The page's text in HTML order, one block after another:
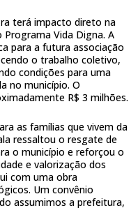
terá impacto direto na
Programa Vida Digna. A
para a futura associação
o trabalho coletivo,
condições para uma
no município. O
R$ 3 milhões.
as famílias que vivem da
ressaltou o resgate de
o município e reforçou o
e valorização dos
com uma obra
Um convênio
assumimos a prefeitura,